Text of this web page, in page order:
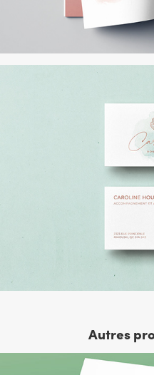
Autres